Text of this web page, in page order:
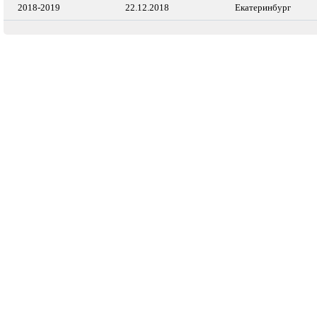
2018-2019 22.12.2018 Екатеринбург